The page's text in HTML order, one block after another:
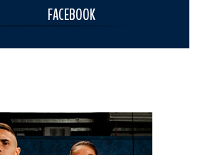
FACEBOOK